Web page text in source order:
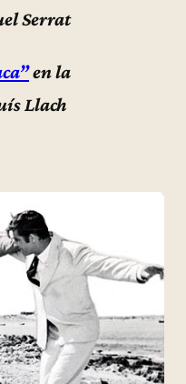
Serrat
en la
Llach